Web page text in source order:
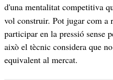
d'una mentalitat competitiva
vol construir. Pot jugar com a
participar en la pressió sense
això el tècnic considera que
equivalent al mercat.